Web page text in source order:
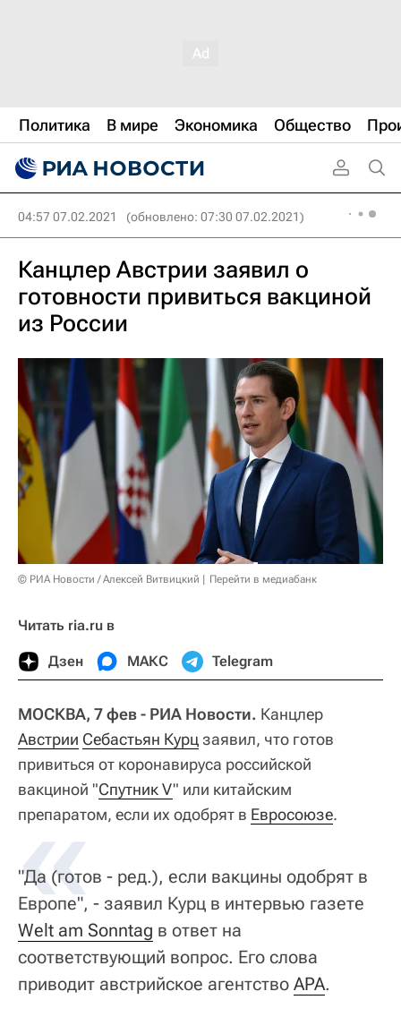
Политика В мире Экономика Общество
04:57 07.02.2021 (обновлено: 07:30 07.02.2021)
Канцлер Австрии заявил о
готовности привиться вакциной
из России
© РИА Новости / Алексей Витвицкий Перейти в медиабанк
Читать ria.ru в
Дзен МАКС Telegram
МОСКВА, 7 фев - РИА Новости. Канцлер
Австрии Себастьян Курцзаявил, что готов
привиться от коронавируса российской
вакциной "Спутник V" или китайским
препаратом, если их одобрят в Евросоюзе.
«
"Да (готов - ред.), если вакцины одобрят в
Европе", - заявил Курц в интервью газете
Welt am Sonntag в ответ на
соответствующий вопрос. Его слова
приводит австрийское агентство APA.